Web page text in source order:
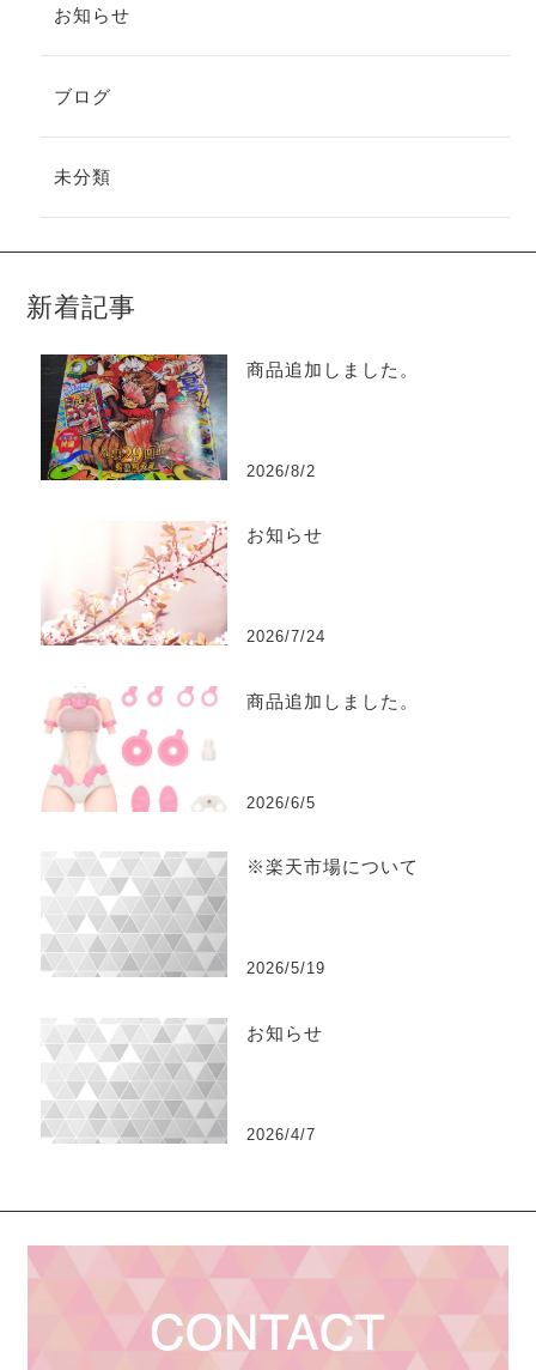
お知らせ
ブログ
未分類
新着記事
商品追加しました。
2026/8/2
お知らせ
2026/7/24
商品追加しました。
2026/6/5
※楽天市場について
2026/5/19
お知らせ
2026/4/7